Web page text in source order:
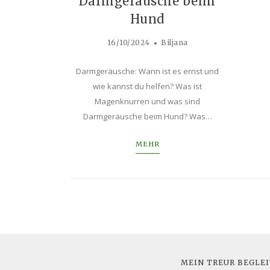
Hund
16/10/2024 Biljana
Darmgeräusche: Wann ist es ernst und
wie kannst du helfen? Was ist
Magenknurren und was sind
Darmgeräusche beim Hund? Was…
MEHR
MEIN TREUR